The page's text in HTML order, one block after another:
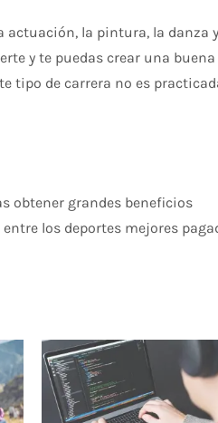
actuación, la pintura, la danza
y te puedas crear una buena
tipo de carrera no es
obtener grandes beneficios
los deportes mejores